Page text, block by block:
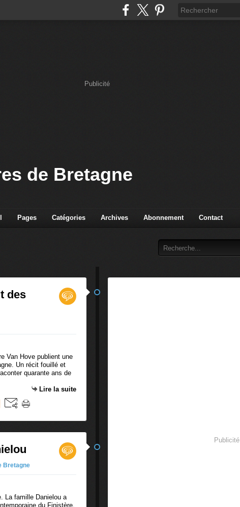
Publicité
de Bretagne
Pages Catégories Archives Abonnement Contact
des
Van Hove publient une
Un récit fouillé et
quarante ans de
Lire la suite
Bretagne
La famille Danielou a
du Finistère.
Publicité